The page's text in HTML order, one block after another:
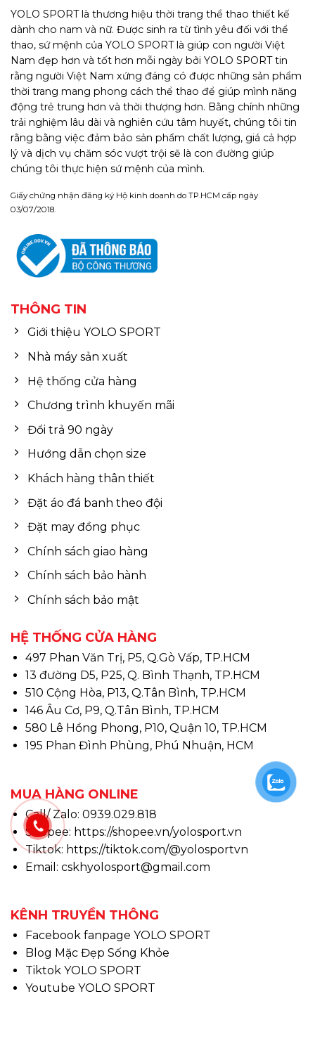
YOLO SPORT là thương hiệu thời trang thể thao thiết kế
dành cho nam và nữ. Được sinh ra từ tình yêu đối với thể
thao, sứ mệnh của YOLO SPORT là giúp con người Việt
Nam đẹp hơn và tốt hơn mỗi ngày bởi YOLO SPORT tin
rằng người Việt Nam xứng đáng có được những sản phẩm
thời trang mang phong cách thể thao để giúp mình năng
động trẻ trung hơn và thời thượng hơn. Bằng chính những
trải nghiệm lâu dài và nghiên cứu tâm huyết, chúng tôi tin
rằng bằng việc đảm bảo sản phẩm chất lượng, giá cả hợp
lý và dịch vụ chăm sóc vượt trội sẽ là con đường giúp
chúng tôi thực hiện sứ mệnh của mình.
Giấy chứng nhận đăng ký Hộ kinh doanh do TP.HCM cấp ngày
03/07/2018.
THÔNG TIN
Giới thiệu YOLO SPORT
Nhà máy sản xuất
Hệ thống cửa hàng
Chương trình khuyến mãi
Đổi trả 90 ngày
Hướng dẫn chọn size
Khách hàng thân thiết
Đặt áo đá banh theo đội
Đặt may đồng phục
Chính sách giao hàng
Chính sách bảo hành
Chính sách bảo mật
HỆ THỐNG CỬA HÀNG
497 Phan Văn Trị, P5, Q.Gò Vấp, TP.HCM
13 đường D5, P25, Q. Bình Thạnh, TP.HCM
510 Cộng Hòa, P13, Q.Tân Bình, TP.HCM
146 Âu Cơ, P9, Q.Tân Bình, TP.HCM
580 Lê Hồng Phong, P10, Quận 10, TP.HCM
195 Phan Đình Phùng, Phú Nhuận, HCM
MUA HÀNG ONLINE
Call/ Zalo: 0939.029.818
Shopee: https://shopee.vn/yolosport.vn
Tiktok: https://tiktok.com/@yolosportvn
Email: cskhyolosport@gmail.com
KÊNH TRUYỀN THÔNG
Facebook fanpage YOLO SPORT
Blog Mặc Đẹp Sống Khỏe
Tiktok YOLO SPORT
Youtube YOLO SPORT